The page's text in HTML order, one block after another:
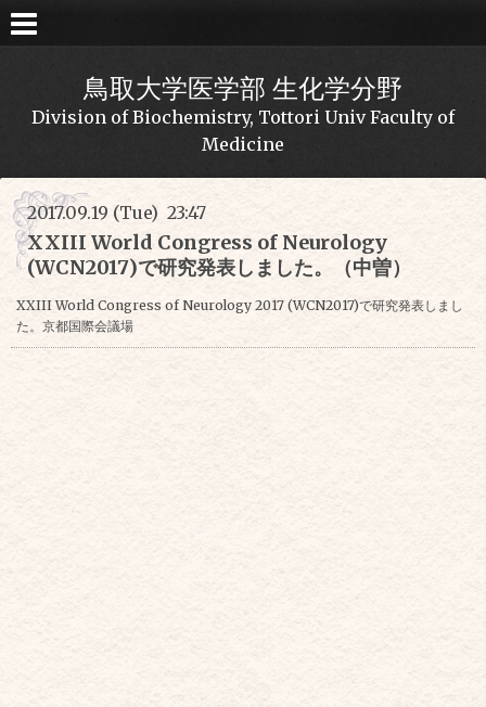
鳥取大学医学部 生化学分野
Division of Biochemistry, Tottori Univ Faculty of
Medicine
2017.09.19 (Tue) 23:47
XXIII World Congress of Neurology
(WCN2017)で研究発表しました。（中曽）
XXIII World Congress of Neurology 2017 (WCN2017)で研究発表しまし
た。京都国際会議場